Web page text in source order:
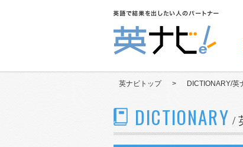
英ナビトップ > DICTIONARY/英
DICTIONARY /